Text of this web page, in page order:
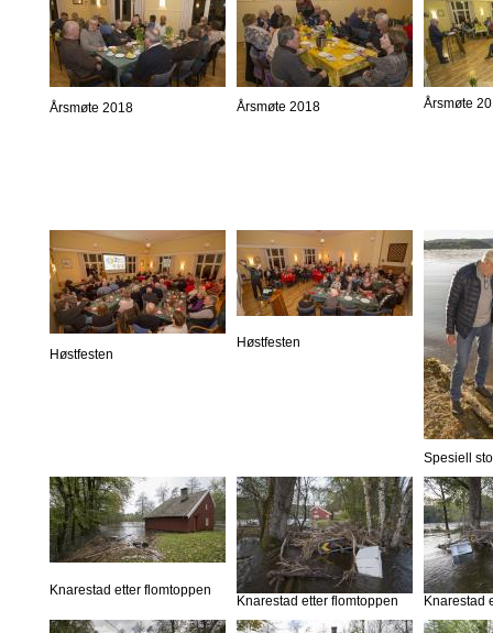
Årsmøte 2018 Årsmøte 2018 Årsmøte
Høstfesten
Høstfesten
Spesiell
Knarestad etter flomtoppen
Knarestad etter flomtoppen Knarestad